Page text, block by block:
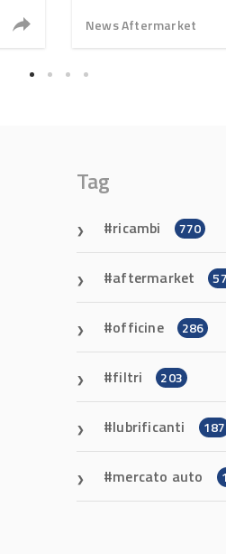
News Aftermarket
Tag
ricambi 770
aftermarket
officine 286
filtri 203
lubrificanti 187
mercato auto